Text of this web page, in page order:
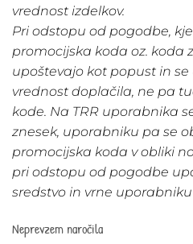
vrednost izdelkov.
Pri odstopu od pogodbe,
promocijska koda oz. koda
upoštevajo kot popust in
vrednost doplačila, ne pa
kode. Na TRR uporabnika
znesek, uporabniku pa se
promocijska koda v obliki
pri odstopu od pogodbe
sredstvo in vrne
Neprevzem naročila